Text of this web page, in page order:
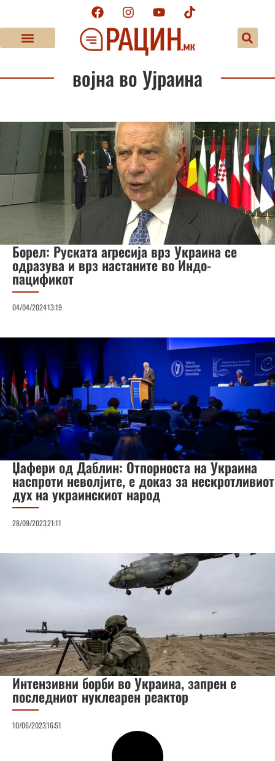
војна во Ујраина
Борел: Руската агресија врз Украина се
одразува и врз настаните во Индо-
пацификот
04/04/202413:19
Џафери од Даблин: Отпорноста на Украина
наспроти неволјите, е доказ за нескротливиот
дух на украинскиот народ
28/09/202321:11
Интензивни борби во Украина, запрен е
последниот нуклеарен реактор
10/06/202316:51